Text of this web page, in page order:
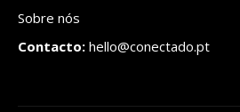
Sobre nós
Contacto: hello@conectado.pt